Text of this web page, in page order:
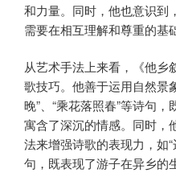
和力量。同时，他也意识到
需要在相互理解和尊重的基
从艺术手法上来看，《他乡
歌技巧。他善于运用自然景
晚”、“乘花落照春”等诗句
寓含了深沉的情感。同时，
法来增强诗歌的表现力，如
句，既表现了游子在异乡的